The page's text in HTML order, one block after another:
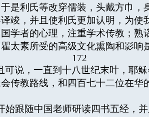
是利氏等改穿儒装，头戴方巾
竣，并且使利氏更加认明，为
学者的心理，注重学术传教；
太素所受的高级文化熏陶和影响
172
说，一直到十八世纪末叶，耶
传教路线，和四百七十二位在华
跟随中国老师研读四书五经，